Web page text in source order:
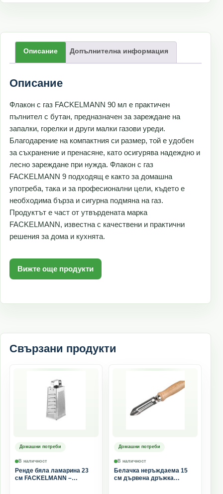
Описание Допълнителна информация
Описание
Флакон с газ FACKELMANN 90 мл е практичен
пълнител с бутан, предназначен за зареждане на
запалки, горелки и други малки газови уреди.
Благодарение на компактния си размер, той е удобен
за съхранение и пренасяне, като осигурява надеждно и
лесно зареждане при нужда. Флакон с газ
FACKELMANN 9 подходящ е както за домашна
употреба, така и за професионални цели, където е
необходима бърза и сигурна подмяна на газ.
Продуктът е част от утвърдената марка
FACKELMANN, известна с качествени и практични
решения за дома и кухнята.
Вижте още продукти
Свързани продукти
Домашни потреби
В наличност
Ренде бяла ламарина 23
см FACKELMANN –
Домашни потреби
В наличност
Белачка неръждаема 15
см дървена дръжка